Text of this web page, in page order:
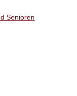
Senioren